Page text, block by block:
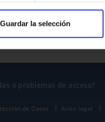
Guardar la selección
y términos del servicio
o problemas de acceso?
de Datos Aviso legal